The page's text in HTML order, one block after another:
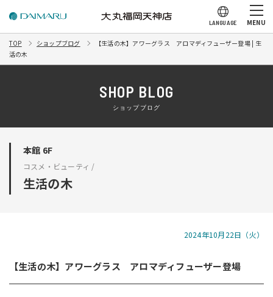
LANGUAGE MENU
TOP ショップブログ
【生活の木】アワーグラス アロマディフューザー登場 | 生
活の木
SHOP BLOG
ショップブログ
本館 6F
コスメ・ビューティ /
生活の木
2024年10月22日（火）
【生活の木】アワーグラス アロマディフューザー登場